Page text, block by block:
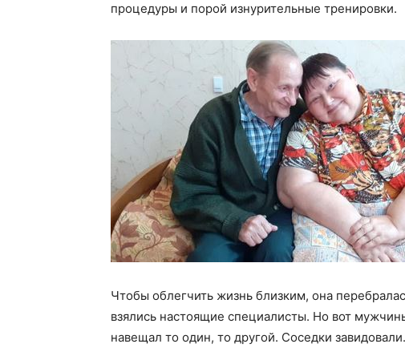
процедуры и порой изнурительные тренировки.
Чтобы облегчить жизнь близким, она
взялись настоящие специалисты. Но вот
навещал то один, то другой. Соседки